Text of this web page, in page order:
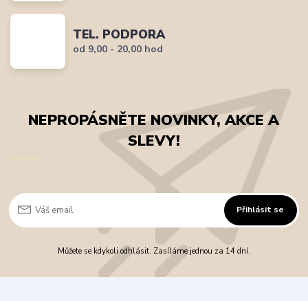
TEL. PODPORA
od 9,00 - 20,00 hod
NEPROPÁSNĚTE NOVINKY, AKCE A
SLEVY!
Přihlásit se
Můžete se kdykoli odhlásit. Zasíláme jednou za 14 dní.